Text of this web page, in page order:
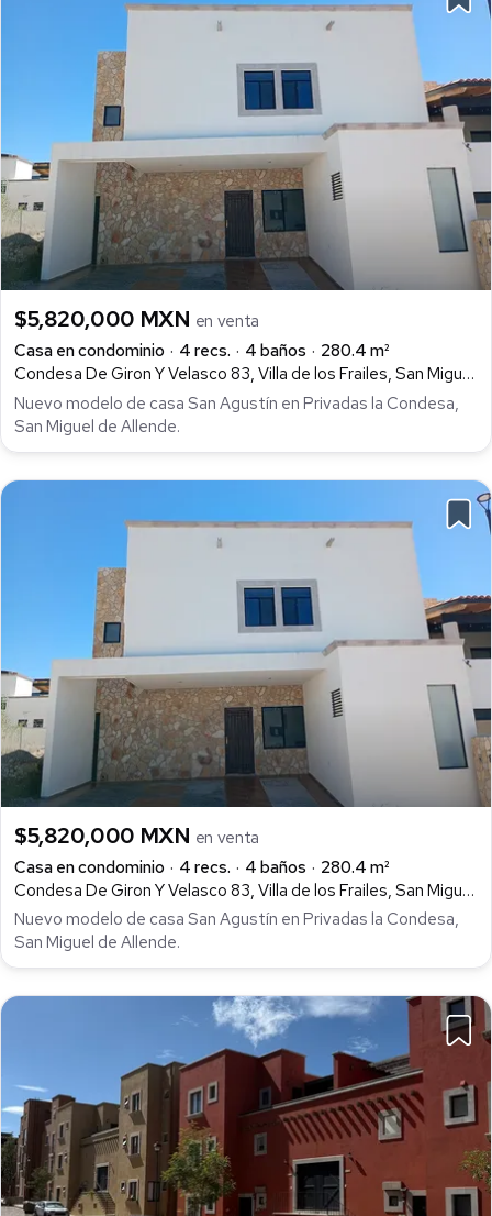
$5,820,000 MXN en venta
Casa en condominio
4 recs. 4 baños
280.4 m²
Condesa De Giron Y Velasco 83, Villa de los Frailes, San Miguel de Allende
Nuevo modelo de casa San Agustín en Privadas la Condesa,
San Miguel de Allende.
$5,820,000 MXN en venta
Casa en condominio
4 recs. 4 baños
280.4 m²
Condesa De Giron Y Velasco 83, Villa de los Frailes, San Miguel de Allende
Nuevo modelo de casa San Agustín en Privadas la Condesa,
San Miguel de Allende.